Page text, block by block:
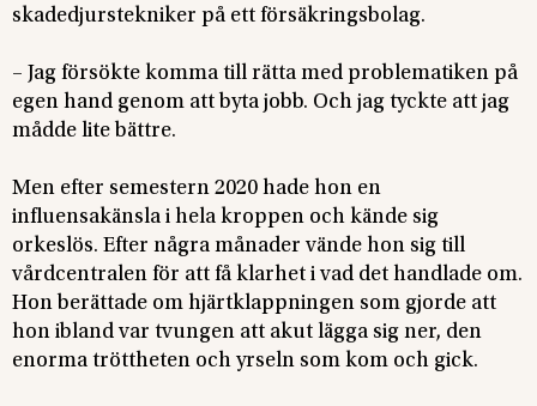
skadedjurstekniker på ett försäkringsbolag.
– Jag försökte komma till rätta med problematiken på
egen hand genom att byta jobb. Och jag tyckte att jag
mådde lite bättre.
Men efter semestern 2020 hade hon en
influensakänsla i hela kroppen och kände sig
orkeslös. Efter några månader vände hon sig till
vårdcentralen för att få klarhet i vad det handlade om.
Hon berättade om hjärtklappningen som gjorde att
hon ibland var tvungen att akut lägga sig ner, den
enorma tröttheten och yrseln som kom och gick.